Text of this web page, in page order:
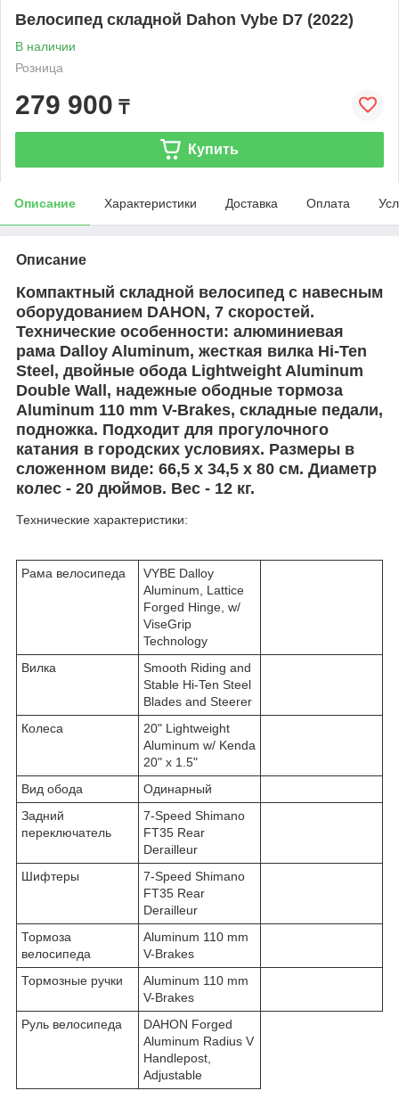
Велосипед складной Dahon Vybe D7 (2022)
В наличии
Розница
279 900 ₸
Купить
Описание Характеристики Доставка Оплата
Описание
Компактный складной велосипед с навесным
оборудованием DAHON, 7 скоростей.
Технические особенности: алюминиевая
рама Dalloy Aluminum, жесткая вилка Hi-Ten
Steel, двойные обода Lightweight Aluminum
Double Wall, надежные ободные тормоза
Aluminum 110 mm V-Brakes, складные педали,
подножка. Подходит для прогулочного
катания в городских условиях. Размеры в
сложенном виде: 66,5 x 34,5 x 80 см. Диаметр
колес - 20 дюймов. Вес - 12 кг.
Технические характеристики:
Рама велосипеда
VYBE Dalloy
Aluminum, Lattice
Forged Hinge, w/
ViseGrip
Technology
Вилка
Smooth Riding and
Stable Hi-Ten Steel
Blades and Steerer
Колеса
20" Lightweight
Aluminum w/ Kenda
20" x 1.5"
Вид обода
Одинарный
Задний
переключатель
7-Speed Shimano
FT35 Rear
Derailleur
Шифтеры
7-Speed Shimano
FT35 Rear
Derailleur
Тормоза
велосипеда
Aluminum 110 mm
V-Brakes
Тормозные ручки
Aluminum 110 mm
V-Brakes
Руль велосипеда
DAHON Forged
Aluminum Radius V
Handlepost,
Adjustable